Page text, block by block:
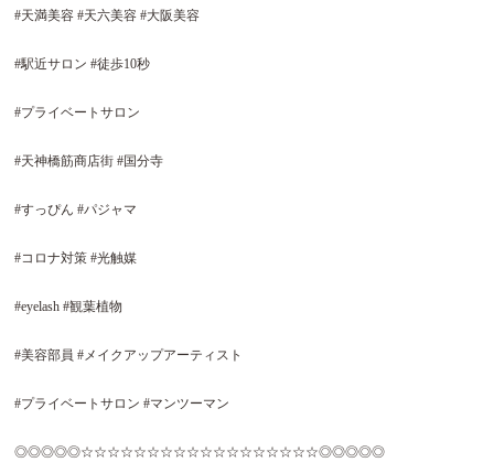
#天満美容#天六美容#大阪美容
#駅近サロン #徒歩10秒
#プライベートサロン
#天神橋筋商店街#国分寺
#すっぴん #パジャマ
#コロナ対策#光触媒
#eyelash #観葉植物
#美容部員 #メイクアップアーティスト
#プライベートサロン #マンツーマン
◎◎◎◎◎☆☆☆☆☆☆☆☆☆☆☆☆☆☆☆☆☆☆◎◎◎◎◎